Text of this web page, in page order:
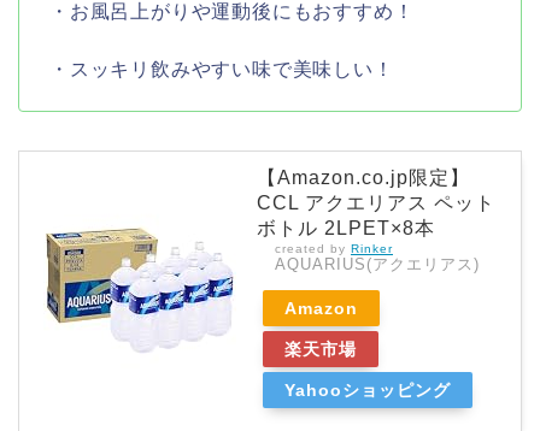
・お風呂上がりや運動後にもおすすめ！
・スッキリ飲みやすい味で美味しい！
【Amazon.co.jp限定】
CCL アクエリアス ペット
ボトル 2LPET×8本
created by Rinker
AQUARIUS(アクエリアス)
Amazon
楽天市場
Yahooショッピング